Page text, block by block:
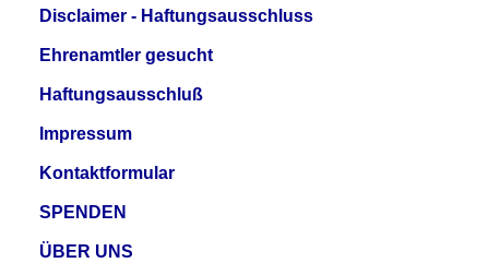
Disclaimer - Haftungsausschluss
Ehrenamtler gesucht
Haftungsausschluß
Impressum
Kontaktformular
SPENDEN
ÜBER UNS